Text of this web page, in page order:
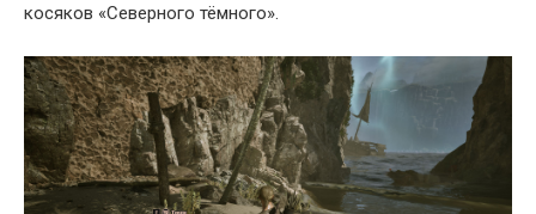
косяков «Северного тёмного».